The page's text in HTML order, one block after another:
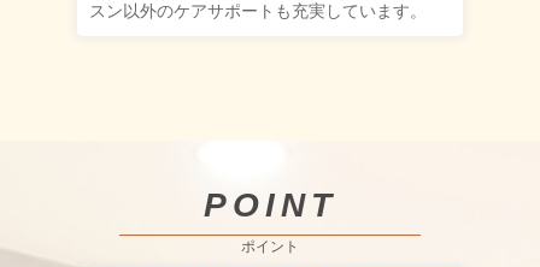
スン以外のケアサポートも充実しています。
POINT
ポイント